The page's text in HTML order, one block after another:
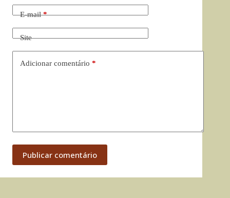
E-mail*
Site
Adicionar comentário *
Publicar comentário